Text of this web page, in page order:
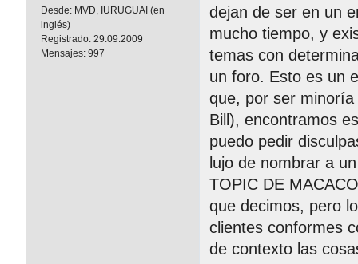
Desde: MVD, IURUGUAI (en
inglés)
Registrado: 29.09.2009
Mensajes: 997
dejan de ser en un
mucho tiempo, y
temas con
un foro. Esto es un
que, por ser
Bill), encontramos
puedo pedir
lujo de nombrar a
TOPIC DE
que decimos, pero
clientes conformes
de contexto las